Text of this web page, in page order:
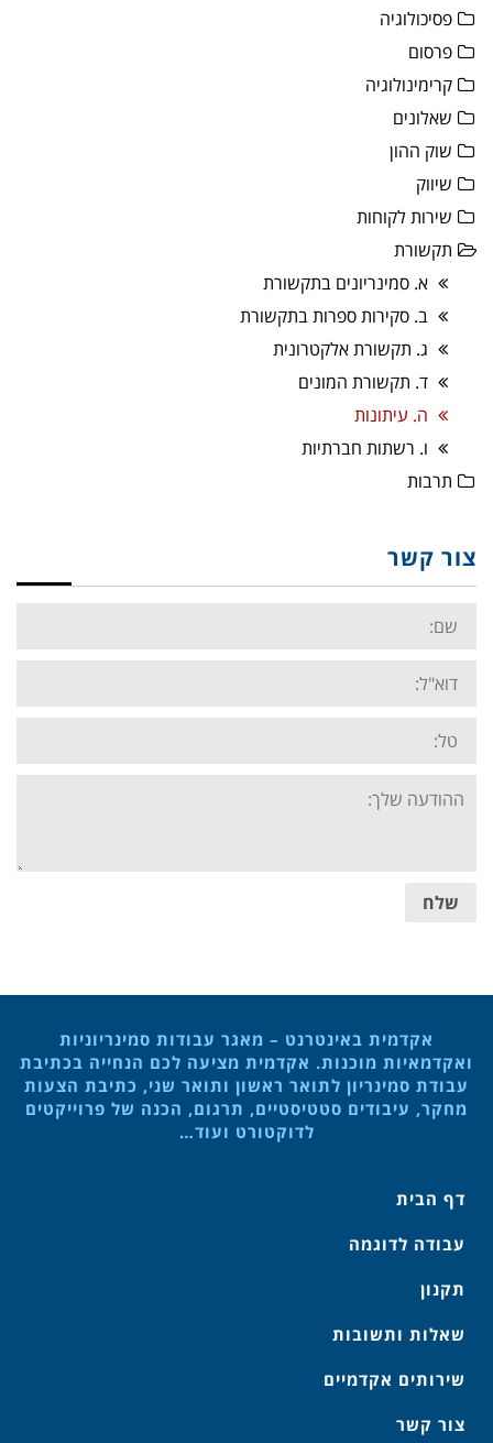
פסיכולוגיה
פרסום
קרימינולוגיה
שאלונים
שוק ההון
שיווק
שירות לקוחות
תקשורת
א. סמינריונים בתקשורת
ב. סקירות ספרות בתקשורת
ג. תקשורת אלקטרונית
ד. תקשורת המונים
ה. עיתונות
ו. רשתות חברתיות
תרבות
צור קשר
Name:
Email:
Tel:
Your
message:
שלח
אקדמית באינטרנט – מאגר עבודות סמינריוניות
ואקדמאיות מוכנות. אקדמית מציעה לכם הנחייה בכתיבת
עבודת סמינריון לתואר ראשון ותואר שני, כתיבת הצעות
מחקר, עיבודים סטטיסטיים, תרגום, הכנה של פרוייקטים
לדוקטורט ועוד…
דף הבית
עבודה לדוגמה
תקנון
שאלות ותשובות
שירותים אקדמיים
צור קשר